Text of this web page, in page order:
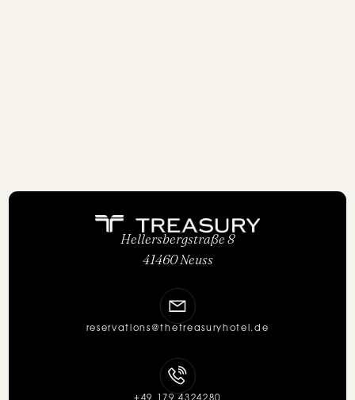
reservations@thetreasuryhotel.de
Hellersbergstraße 8
41460 Neuss